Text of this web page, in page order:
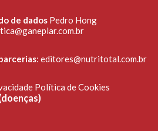
de dados Pedro Hong
: editores@nutritotal.com.br
Política de Cookies